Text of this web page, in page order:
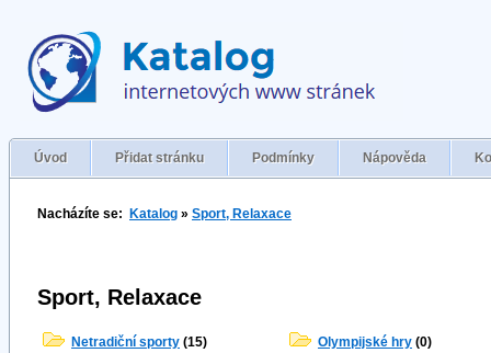
Úvod Přidat stránku Podmínky Nápověda
Nacházíte se: Katalog » Sport, Relaxace
Sport, Relaxace
Netradiční sporty (15) Olympijské hry (0)